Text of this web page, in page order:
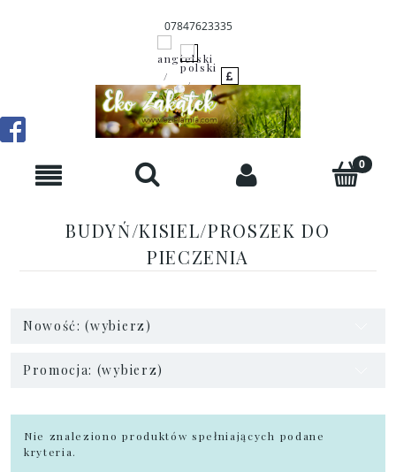
07847623335
BUDYŃ/KISIEL/PROSZEK DO
PIECZENIA
Nowość: (wybierz)
Promocja: (wybierz)
Nie znaleziono produktów spełniających podane
kryteria.